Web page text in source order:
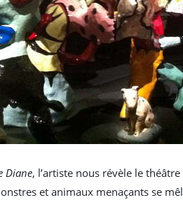
Diane, l’artiste nous révèle le
et animaux menaçants se